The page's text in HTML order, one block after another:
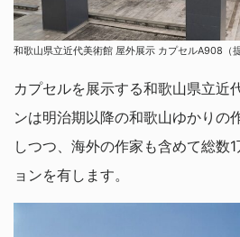
和歌山県立近代美術館 屋外展示 カプセルA908（
カプセルを展示する和歌山県立近
ンは明治期以降の和歌山ゆかりの
しつつ、海外の作家も含めて総数
ョンを有します。